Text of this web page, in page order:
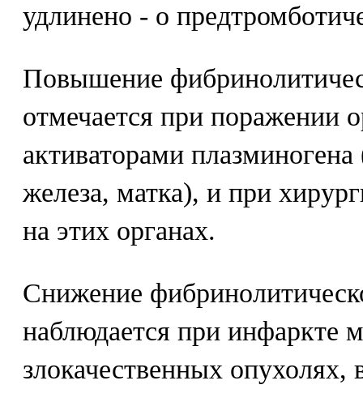
удлинено - о
Повышение
отмечается при поражении
активаторами плазминогена
железа, матка), и при
на этих органах.
Снижение
наблюдается при инфаркте
злокачественных опухолях,